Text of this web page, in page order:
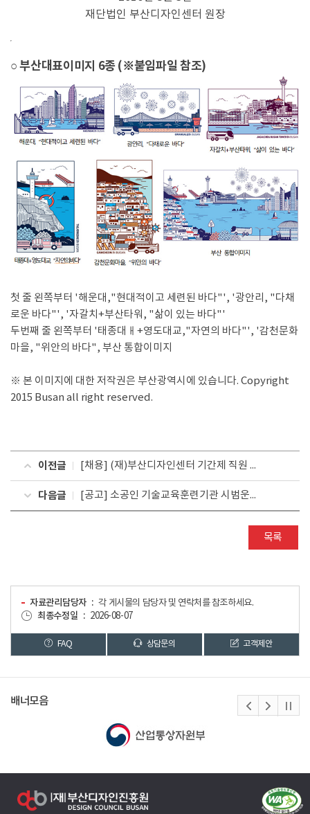
재단법인 부산디자인센터 원장
○ 부산대표이미지 6종 (※붙임파일 참조)
첫 줄 왼쪽부터 '해운대,"현대적이고 세련된 바다"', '광안리, "다채
로운 바다"', '자갈치+부산타워, "삶이 있는 바다"'
두번째 줄 왼쪽부터 '태종대ㅐ+영도대교,"자연의 바다"', '감천문화
마을, "위안의 바다", 부산 통합이미지
※ 본 이미지에 대한 저작권은 부산광역시에 있습니다. Copyright
2015 Busan all right reserved.
이전글 [채용] (재)부산디자인센터 기간제 직원 공개 채용 공고(취소)
다음글 [공고] 소공인 기술교육훈련기관 시범운영사업 의류제조분야 교육생 모집안내
목록
자료관리담당자
각 게시물의 담당자 및 연락처를 참조하세요.
최종수정일
2026-08-07
FAQ 상담문의 고객제안
배너모음